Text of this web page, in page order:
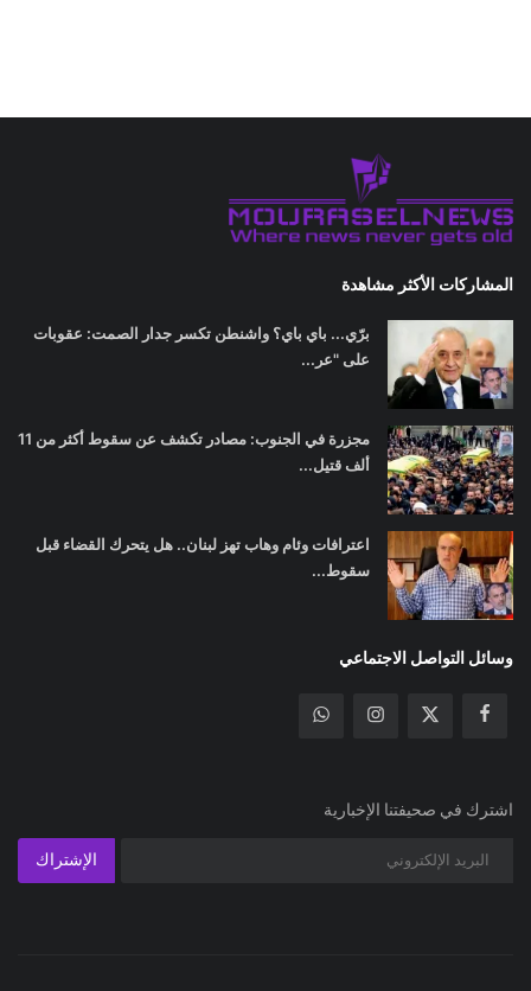
المشاركات الأكثر مشاهدة
برّي... باي باي؟ واشنطن تكسر جدار الصمت: عقوبات
على "عر...
مجزرة في الجنوب: مصادر تكشف عن سقوط أكثر من 11
ألف قتيل...
اعترافات وئام وهاب تهز لبنان.. هل يتحرك القضاء قبل
سقوط...
وسائل التواصل الاجتماعي
اشترك في صحيفتنا الإخبارية
الإشتراك